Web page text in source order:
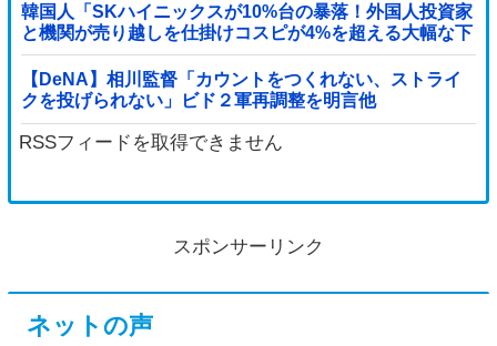
韓国人「SKハイニックスが10%台の暴落！外国人投資家
と機関が売り越しを仕掛けコスピが4%を超える大幅な下
落‥」
【DeNA】相川監督「カウントをつくれない、ストライ
クを投げられない」ビド２軍再調整を明言他
RSSフィードを取得できません
スポンサーリンク
ネットの声